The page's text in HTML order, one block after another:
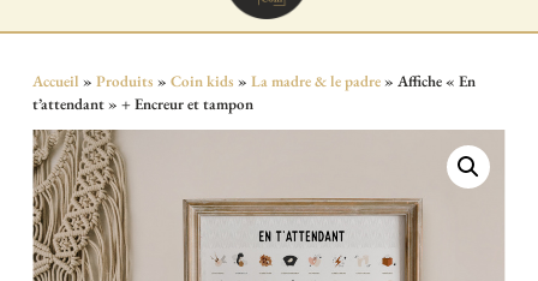
Accueil » Produits » Coin kids » La madre & le padre» Affiche « En
t’attendant » + Encreur et tampon